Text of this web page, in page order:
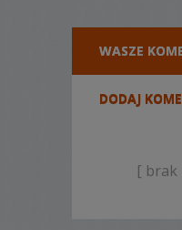
WASZE
DODAJ
[ brak